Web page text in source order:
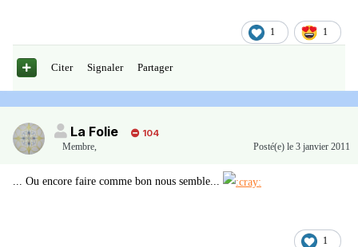
1 1
Citer Signaler Partager
La Folie
104
Membre, Posté(e) le 3 janvier 2011
... Ou encore faire comme bon nous semble...
1